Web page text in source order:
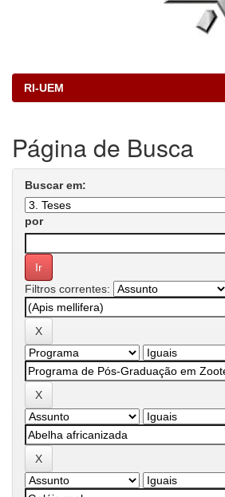
RI-UEM
Página de Busca
Buscar em:
por
Filtros correntes: